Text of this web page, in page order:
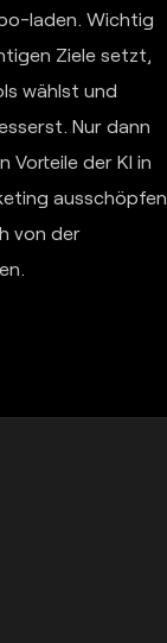
laden. Wichtig
Ziele setzt,
wählst und
Nur dann
Vorteile der KI in
ausschöpfen
von der